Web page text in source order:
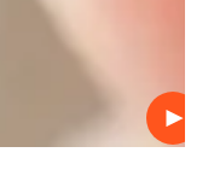
播放